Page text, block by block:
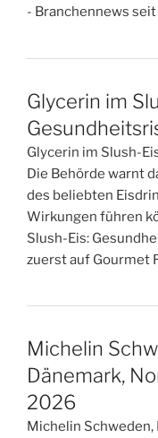
- Branchennews
Glycerin im
Glycerin im Slush-
Die Behörde warnt
des beliebten
Wirkungen führen
Slush-Eis:
zuerst auf Gourmet
Michelin
Dänemark,
2026
Michelin Schweden,